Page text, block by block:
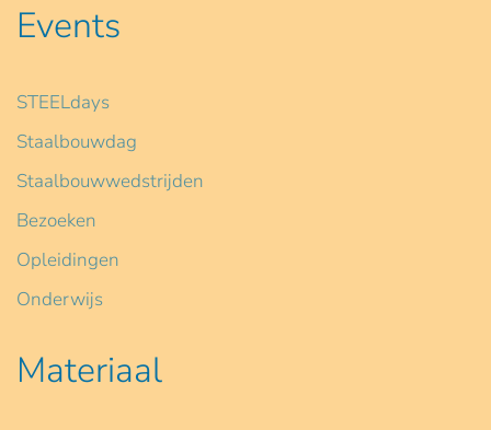
Events
STEELdays
Staalbouwdag
Staalbouwwedstrijden
Bezoeken
Opleidingen
Onderwijs
Materiaal